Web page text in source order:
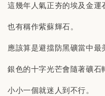
這幾年人氣正夯的埃及金運
也有稱作紫蘇輝石。
應該算是避擋防黑礦當中最
銀色的十字光芒會隨著礦石
小小一個就迷人到不行。